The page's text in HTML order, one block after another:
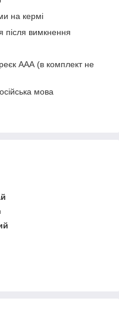
на кермі
після вимкнення
ААА (в комплект не
мова